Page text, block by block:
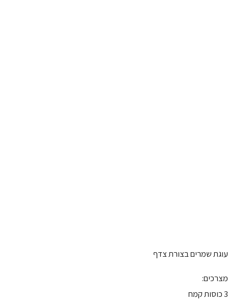
עוגת שמרים בצורת צדף
מצרכים:
3 כוסות קמח